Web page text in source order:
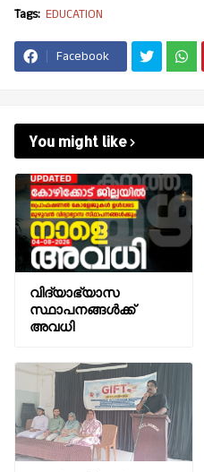
Tags: EDUCATION
Facebook
You might like
വിദ്യാഭ്യാസ
സ്ഥാപനങ്ങൾക്ക്
അവധി